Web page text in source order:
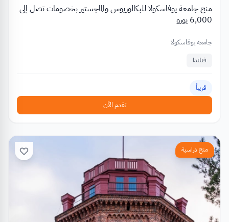
منح جامعة يوفاسكولا للبكالوريوس والماجستير بخصومات تصل إلى
6,000 يورو
جامعة يوفاسكولا
فنلندا
قريباً
تقدم الآن
منح دراسية